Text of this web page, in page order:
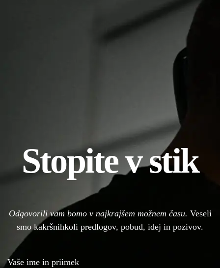
Stopite v stik
Odgovorili vam bomo v najkrajšem možnem času. Veseli
smo kakršnihkoli predlogov, pobud, idej in pozivov.
Vaše ime in priimek